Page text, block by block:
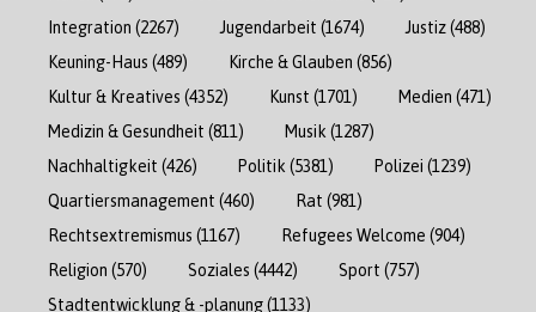
Integration (2267) Jugendarbeit (1674) Justiz(488)
Keuning-Haus (489) Kirche & Glauben (856)
Kultur & Kreatives (4352) Kunst (1701) Medien (471)
Medizin & Gesundheit (811) Musik (1287)
Nachhaltigkeit (426) Politik (5381) Polizei (1239)
Quartiersmanagement (460) Rat (981)
Rechtsextremismus (1167) Refugees Welcome (904)
Religion (570) Soziales (4442) Sport (757)
Stadtentwicklung & -planung(1133)